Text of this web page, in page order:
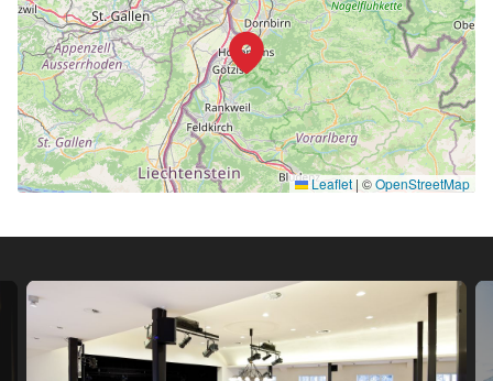
Leaflet | ©OpenStreetMap